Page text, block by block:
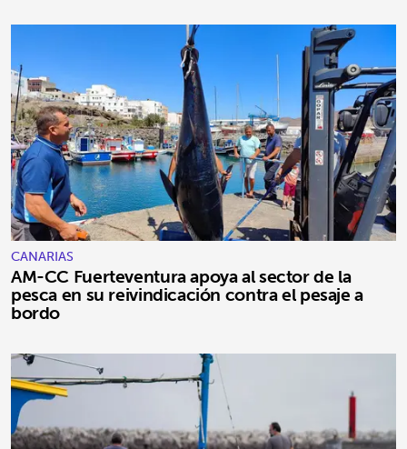
CANARIAS
AM-CC Fuerteventura apoya al sector de la
pesca en su reivindicación contra el pesaje a
bordo